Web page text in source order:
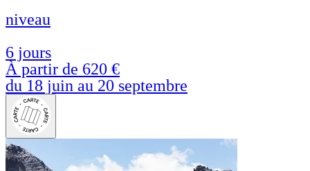
niveau
6 jours
À partir de 620 €
du 18 juin au 20 septembre